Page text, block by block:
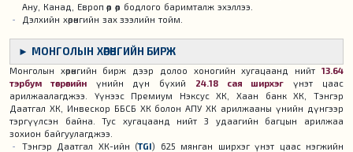
Ану, Канад, Европ өөр өөр бодлого баримталж эхэллээ.
Дэлхийн хөрөнгийн зах зээлийн тойм.
► МОНГОЛЫН ХӨРӨНГИЙН БИРЖ
Монголын хөрөнгийн бирж дээр долоо хоногийн хугацаанд нийт 13.64
тэрбум төгрөгийнүнийн дүн бүхий 24.18 сая ширхэг үнэт цаас
арилжаалагджээ. Үүнээс Премиум Нэксус ХК, Хаан банк ХК, Тэнгэр
Даатгал ХК, Инвескор ББСБ ХК болон АПУ ХК арилжааны үнийн дүнгээр
тэргүүлсэн байна. Тус хугацаанд нийт 3 удаагийн багцын арилжаа
зохион байгуулагджээ.
Тэнгэр Даатгал ХК-ийн (TGI) 625 мянган ширхэг үнэт цаас нэгжийн